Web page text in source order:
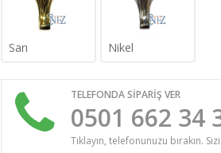
Sarı Nikel
TELEFONDA SİPARİŞ VER
0501 662 34
Tıklayın, telefonunuzu bırakın.